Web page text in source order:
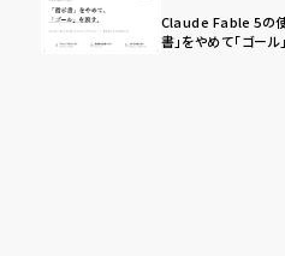
Claude Fable 5の
書」をやめて「ゴー